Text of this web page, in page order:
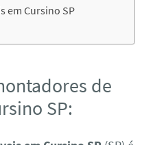
em Cursino SP
de
SP: